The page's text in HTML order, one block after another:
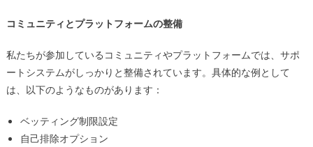
コミュニティとプラットフォームの整備
私たちが参加しているコミュニティやプラットフォームでは、サポ
ートシステムがしっかりと整備されています。具体的な例として
は、以下のようなものがあります：
ベッティング制限設定
自己排除オプション